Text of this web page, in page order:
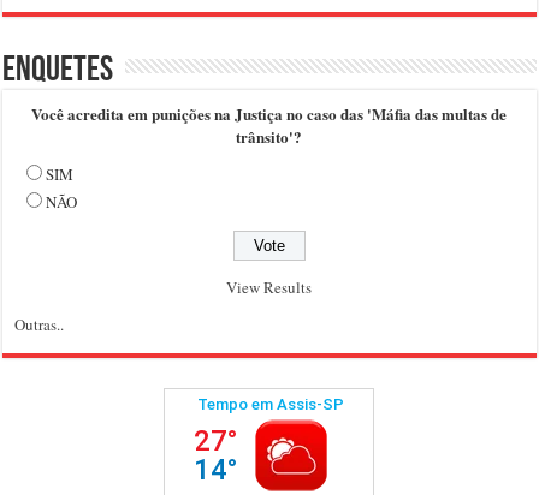
Enquetes
Você acredita em punições na Justiça no caso das 'Máfia das multas de
trânsito'?
SIM
NÃO
View Results
Outras..